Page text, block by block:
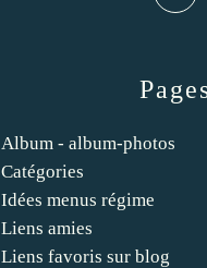
Album - album-photos
Catégories
Idées menus régime
Liens amies
Liens favoris sur blog